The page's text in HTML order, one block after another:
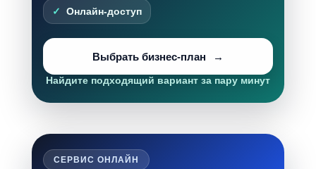
Онлайн-доступ
Выбрать бизнес-план
Найдите подходящий вариант за пару минут
СЕРВИС ОНЛАЙН